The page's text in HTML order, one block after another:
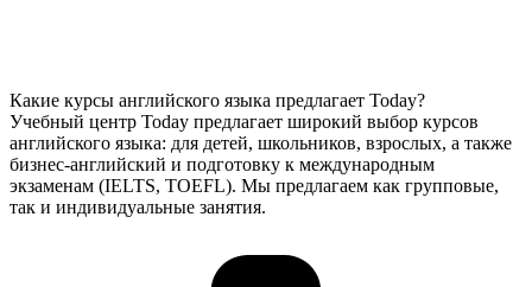
Какие курсы английского языка предлагает Today?
Учебный центр Today предлагает широкий выбор курсов
английского языка: для детей, школьников, взрослых, а также
бизнес-английский и подготовку к международным
экзаменам (IELTS, TOEFL). Мы предлагаем как групповые,
так и индивидуальные занятия.